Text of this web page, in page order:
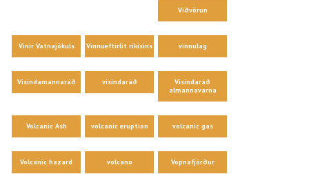
Viðvörun
Vinir Vatnajökuls Vinnueftirlit ríkisins vinnulag
Vísindamannaráð vísindaráð
Vísindaráð
almannavarna
Volcanic Ash volcanic eruption volcanic gas
Volcanic hazard volcano Vopnafjörður